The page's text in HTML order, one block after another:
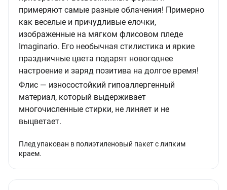
примеряют самые разные облачения! Примерно
как веселые и причудливые елочки,
изображенные на мягком флисовом пледе
Imaginario. Его необычная стилистика и яркие
праздничные цвета подарят новогоднее
настроение и заряд позитива на долгое время!
Флис — износостойкий гипоаллергенный
материал, который выдерживает
многочисленные стирки, не линяет и не
выцветает.
Плед упакован в полиэтиленовый пакет с липким
краем.